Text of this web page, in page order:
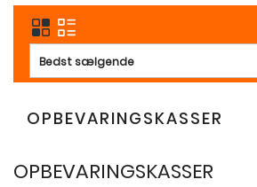
Bedst sælgende
OPBEVARINGSKASSER
OPBEVARINGSKASSER